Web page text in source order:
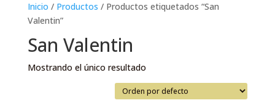
Inicio / Productos / Productos etiquetados “San
Valentin”
San Valentin
Mostrando el único resultado